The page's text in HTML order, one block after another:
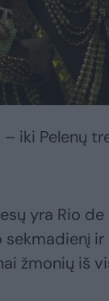
iki Pelenų
yra Rio
žmonių iš